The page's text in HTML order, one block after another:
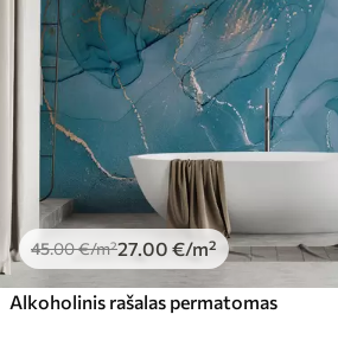
45.00€/m²27.00 €/m²
Alkoholinis rašalas permatomas